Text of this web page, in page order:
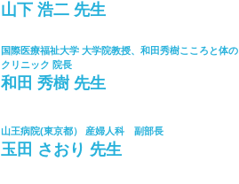
山下 浩二 先生
国際医療福祉大学 大学院教授、和田秀樹こころと体の
クリニック 院長
和田 秀樹 先生
山王病院(東京都） 産婦人科 副部長
玉田 さおり 先生